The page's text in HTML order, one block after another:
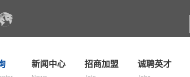
新闻中心 招商加盟 诚聘英才